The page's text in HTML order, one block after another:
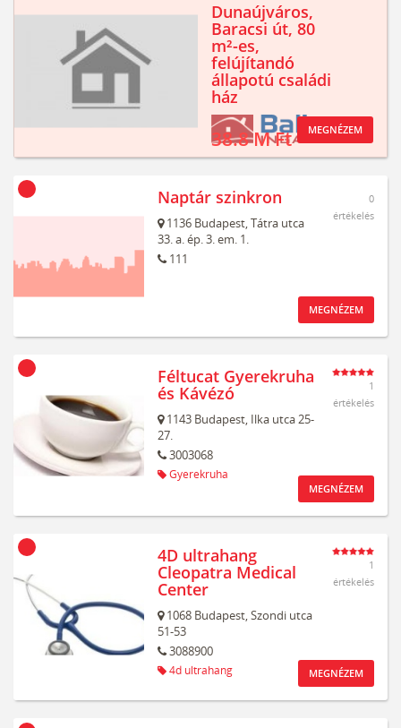
Dunaújváros,
Baracsi út, 80
m²-es,
felújítandó
állapotú családi
ház
38.8 M Ft MEGNÉZEM
Naptár szinkron
1136 Budapest,Tátra utca
33. a. ép. 3. em. 1.
111
0
értékelés
MEGNÉZEM
Féltucat Gyerekruha
és Kávézó
1143 Budapest, Ilka utca 25-
27.
3003068
Gyerekruha
1
értékelés
MEGNÉZEM
4D ultrahang
Cleopatra Medical
Center
1068 Budapest,Szondi utca
51-53
3088900
4d ultrahang
1
értékelés
MEGNÉZEM